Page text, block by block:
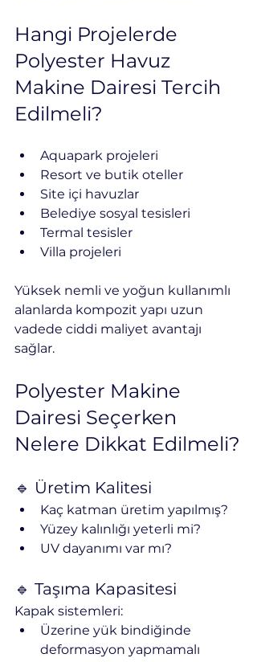
Hangi Projelerde
Polyester Havuz
Makine Dairesi Tercih
Edilmeli?
Aquapark projeleri
Resort ve butik oteller
Site içi havuzlar
Belediye sosyal tesisleri
Termal tesisler
Villa projeleri
Yüksek nemli ve yoğun kullanımlı
alanlarda kompozit yapı uzun
vadede ciddi maliyet avantajı
sağlar.
Polyester Makine
Dairesi Seçerken
Nelere Dikkat Edilmeli?
🔹 Üretim Kalitesi
Kaç katman üretim yapılmış?
Yüzey kalınlığı yeterli mi?
UV dayanımı var mı?
🔹 Taşıma Kapasitesi
Kapak sistemleri:
Üzerine yük bindiğinde
deformasyon yapmamalı